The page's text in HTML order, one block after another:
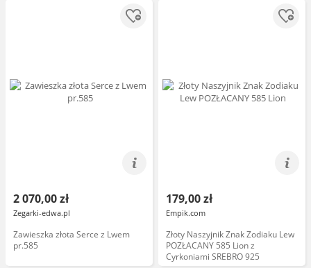
2 070,00 zł
Zegarki-edwa.pl
Zawieszka złota Serce z Lwem
pr.585
179,00 zł
Empik.com
Złoty Naszyjnik Znak Zodiaku Lew
POZŁACANY 585 Lion z
Cyrkoniami SREBRO 925